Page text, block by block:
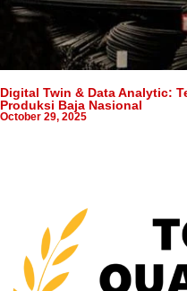
Digital Twin & Data Analytic:
Produksi Baja Nasional
October 29, 2025